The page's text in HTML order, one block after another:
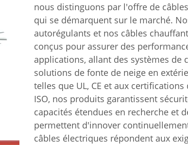
nous distinguons par l'offre de
qui se démarquent sur le marché.
autorégulants et nos câbles
conçus pour assurer des
applications, allant des systèmes de
solutions de fonte de neige en
telles que UL, CE et aux
ISO, nos produits garantissent
capacités étendues en recherche et
permettent d'innover
câbles électriques répondent aux